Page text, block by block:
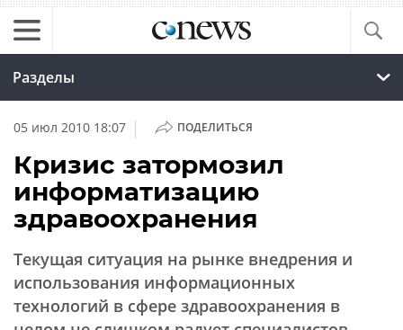
Разделы
05 июл 2010 18:07 | ПОДЕЛИТЬСЯ
Кризис затормозил
информатизацию
здравоохранения
Текущая ситуация на рынке внедрения и
использования информационных
технологий в сфере здравоохранения в